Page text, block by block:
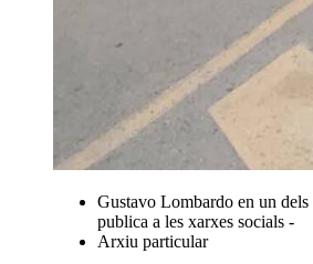
Gustavo Lombardo en un dels
publica a les xarxes socials -
Arxiu particular